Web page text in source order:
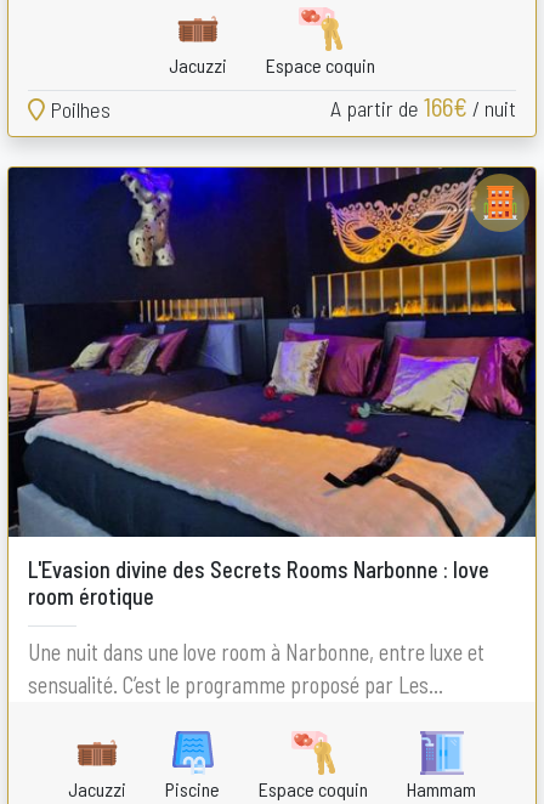
Jacuzzi Espace coquin
Poilhes A partir de 166€ / nuit
L'Evasion divine des Secrets Rooms Narbonne : love
room érotique
Une nuit dans une love room à Narbonne, entre luxe et
sensualité. C’est le programme proposé par Les...
Jacuzzi Piscine Espace coquin Hammam